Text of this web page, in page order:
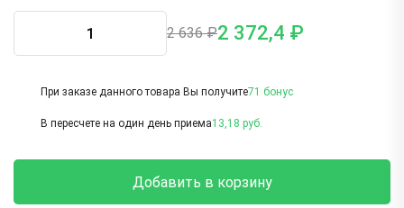
2 636 ₽2 372,4 ₽
При заказе данного товара Вы получите71 бонус
В пересчете на один день приема13,18 руб.
Добавить в корзину